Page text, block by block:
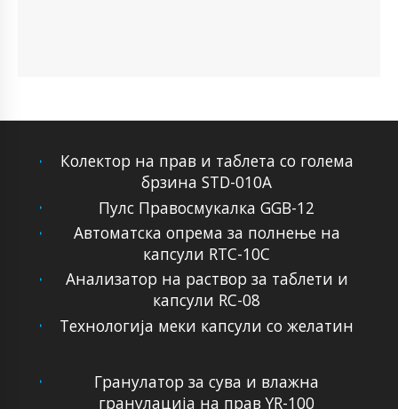
Колектор на прав и таблета со голема
брзина STD-010A
Пулс Правосмукалка GGB-12
Автоматска опрема за полнење на
капсули RTC-10C
Анализатор на раствор за таблети и
капсули RC-08
Технологија меки капсули со желатин
Гранулатор за сува и влажна
гранулација на прав YR-100